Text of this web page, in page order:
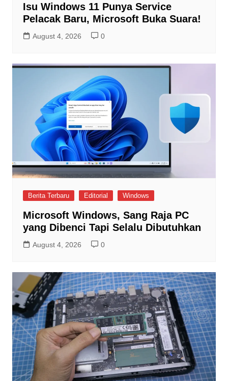
Isu Windows 11 Punya Service
Pelacak Baru, Microsoft Buka Suara!
August 4, 2026 0
Berita Terbaru Editorial Windows
Microsoft Windows, Sang Raja PC
yang Dibenci Tapi Selalu Dibutuhkan
August 4, 2026 0